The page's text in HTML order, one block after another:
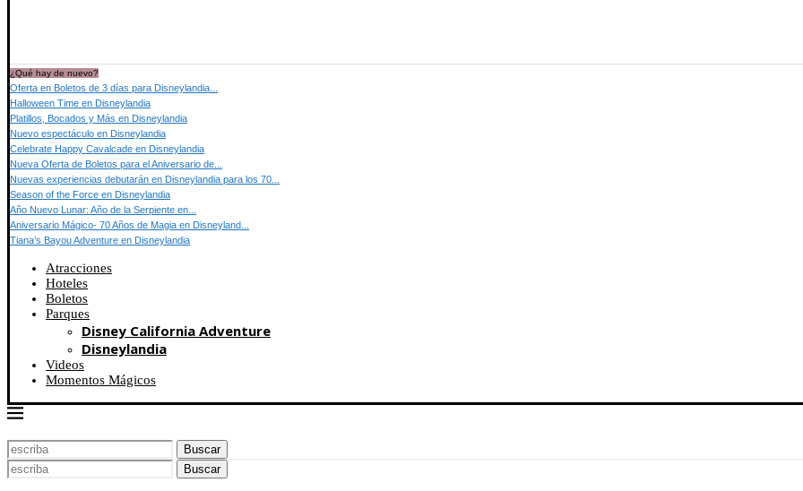
¿Qué hay de nuevo?
Oferta en Boletos de 3 días para Disneylandia...
Halloween Time en Disneylandia
Platillos, Bocados y Más en Disneylandia
Nuevo espectáculo en Disneylandia
Celebrate Happy Cavalcade en Disneylandia
Nueva Oferta de Boletos para el Aniversario de...
Nuevas experiencias debutarán en Disneylandia para los 70...
Season of the Force en Disneylandia
Año Nuevo Lunar: Año de la Serpiente en...
Aniversario Mágico- 70 Años de Magia en Disneyland...
Tiana’s Bayou Adventure en Disneylandia
Atracciones
Hoteles
Boletos
Parques
Disney California Adventure
Disneylandia
Videos
Momentos Mágicos
Buscar
Buscar